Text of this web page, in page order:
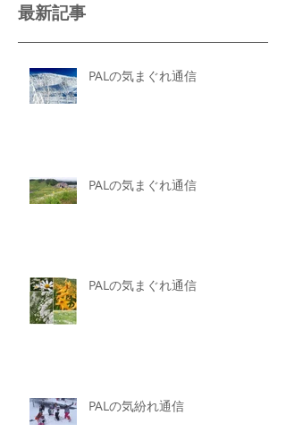
最新記事
PALの気まぐれ通信
PALの気まぐれ通信
PALの気まぐれ通信
PALの気紛れ通信